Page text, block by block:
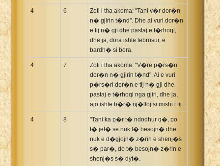
4 6
Zoti i tha akoma: "Tani v�r dor�n
n� gjirin t�nd". Dhe ai vuri dor�n
e tij n� gji dhe pastaj e t�rhoqi,
dhe ja, dora ishte lebrosur, e
bardh� si bora.
4 7
Zoti i tha akoma: "V�re p�rs�ri
dor�n n� gjirin t�nd". Ai e vuri
p�rs�ri dor�n e tij n� gji dhe
pastaj e t�rhoqi nga gjiri, dhe ja,
ajo ishte b�r� nj�lloj si mishi i tij.
4 8
"Tani ka p�r t� ndodhur q�, po
t� jet� se nuk t� besojn� dhe
nuk e d�gjojn� z�rin e shenj�s
s� par�, do t� besojn� z�rin e
shenj�s s� dyt�.